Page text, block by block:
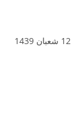
12 شعبان 1439